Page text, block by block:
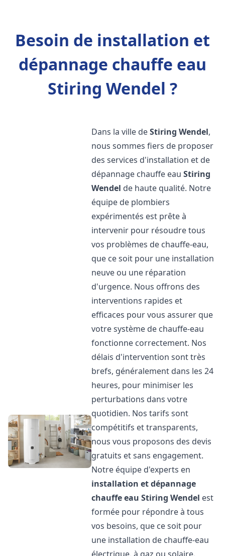
Besoin de installation et
dépannage chauffe eau
Stiring Wendel ?
Dans la ville deStiring Wendel,
nous sommes fiers de proposer
des services d'installation et de
dépannage chauffe eauStiring
Wendel de haute qualité. Notre
équipe de plombiers
expérimentés est prête à
intervenir pour résoudre tous
vos problèmes de chauffe-eau,
que ce soit pour une installation
neuve ou une réparation
d'urgence. Nous offrons des
interventions rapides et
efficaces pour vous assurer que
votre système de chauffe-eau
fonctionne correctement. Nos
délais d'intervention sont très
brefs, généralement dans les 24
heures, pour minimiser les
perturbations dans votre
quotidien. Nos tarifs sont
compétitifs et transparents,
nous vous proposons des devis
gratuits et sans engagement.
Notre équipe d'experts en
installation et dépannage
chauffe eau Stiring Wendel est
formée pour répondre à tous
vos besoins, que ce soit pour
une installation de chauffe-eau